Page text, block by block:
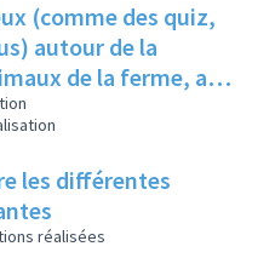
(comme des quiz,
autour de la
de la ferme, au
du parc
les différentes
réalisées